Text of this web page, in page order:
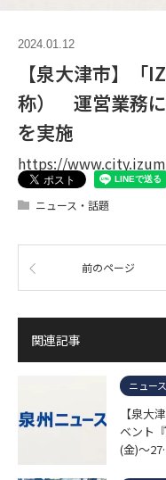
2024.01.12
【泉大津市】「
称） 運営業務
を実施
https://
ニュース・話題
前のページ
関連記事
ニュー
【泉大
ベント
(金)〜